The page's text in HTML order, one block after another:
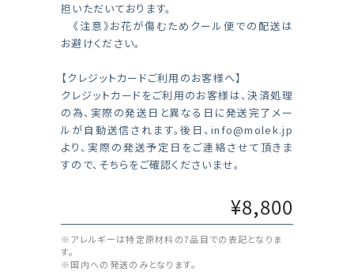
担いただいております。
《注意》お花が傷むためクール便での配送は
お避けください。
【クレジットカードご利用のお客様へ】
クレジットカードをご利用のお客様は、決済処理
の為、実際の発送日と異なる日に発送完了メー
ルが自動送信されます。後日、 info@molek.jp
より、実際の発送予定日をご連絡させて頂きま
すので、そちらをご確認くださいませ。
¥8,800
※アレルギーは特定原材料の7品目での表記となりま
す。
※国内への発送のみとなります。